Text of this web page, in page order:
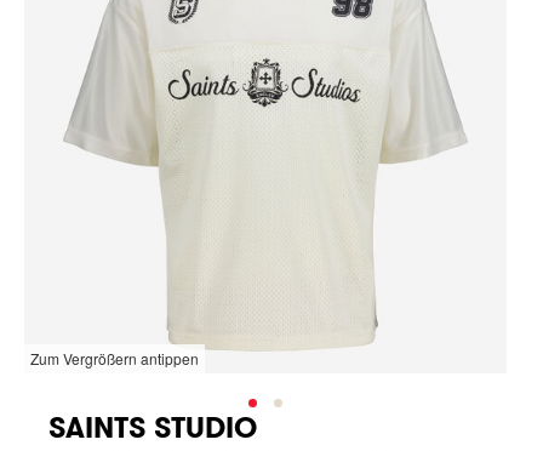
Zum Vergrößern antippen
SAINTS STUDIO